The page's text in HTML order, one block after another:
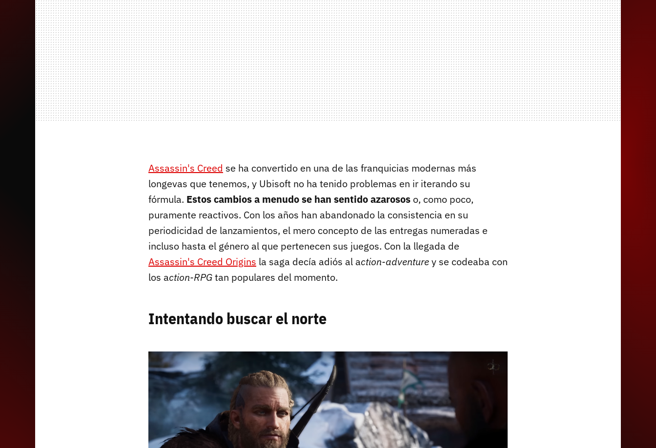
Assassin's Creed se ha convertido en una de las franquicias modernas más
longevas que tenemos, y Ubisoft no ha tenido problemas en ir iterando su
fórmula. Estos cambios a menudo se han sentido azarosos o, como poco,
puramente reactivos. Con los años han abandonado la consistencia en su
periodicidad de lanzamientos, el mero concepto de las entregas numeradas e
incluso hasta el género al que pertenecen sus juegos. Con la llegada de
Assassin's Creed Origins la saga decía adiós al action-adventurey se codeaba con
los action-RPGtan populares del momento.
Intentando buscar el norte